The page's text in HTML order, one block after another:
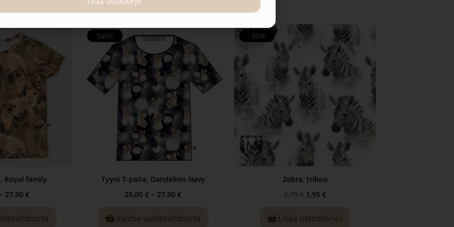
Royal family
27,00 €
Sale!
Tyyni T-paita, Dandelion Navy
25,00 € – 27,00 €
Valitse vaihtoehdoista
-30%
Zebra, trikoo
2,79 € 1,95 €
Lisää ostoskoriin